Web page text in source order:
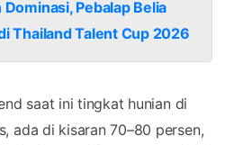
Pebalap Belia
Thailand Talent Cup 2026
saat ini tingkat hunian di
ada di kisaran 70–80 persen,